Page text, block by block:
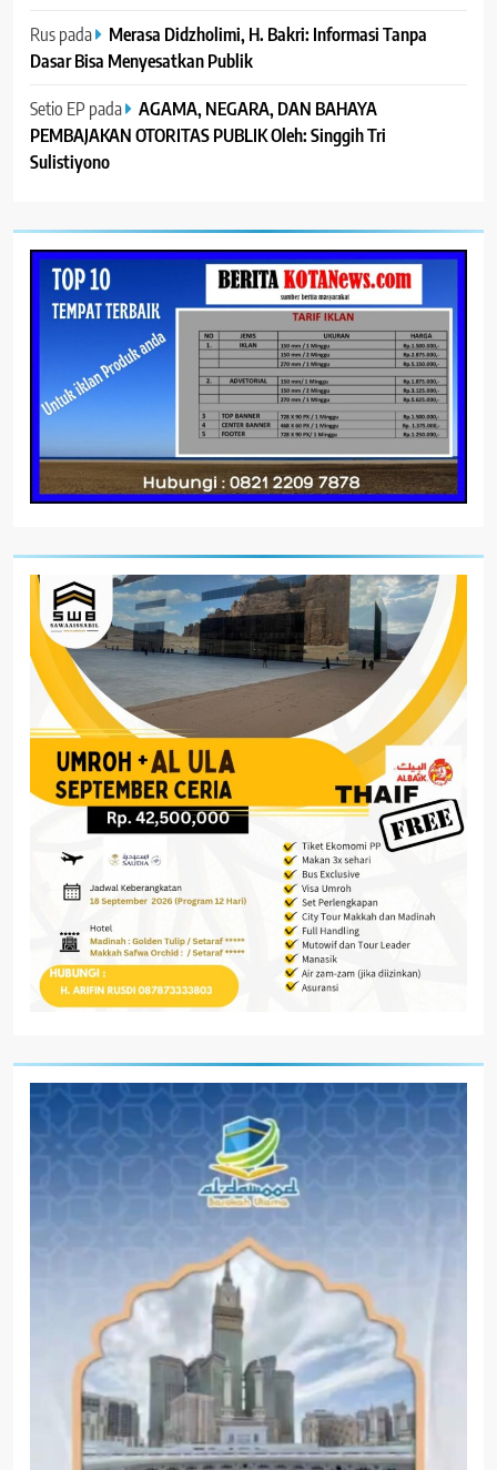
Ruspada
Merasa Didzholimi, H. Bakri: Informasi Tanpa
Dasar Bisa Menyesatkan Publik
Setio EP pada
AGAMA, NEGARA, DAN BAHAYA
PEMBAJAKAN OTORITAS PUBLIK Oleh: Singgih Tri
Sulistiyono